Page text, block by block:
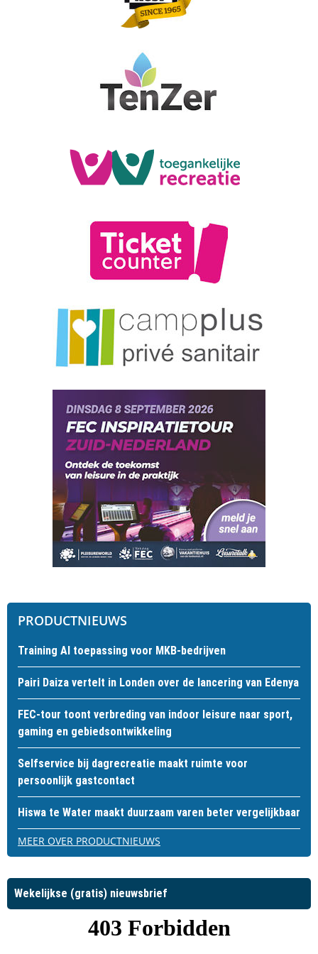
PRODUCTNIEUWS
Training AI toepassing voor MKB-bedrijven
Pairi Daiza vertelt in Londen over de lancering van Edenya
FEC-tour toont verbreding van indoor leisure naar sport,
gaming en gebiedsontwikkeling
Selfservice bij dagrecreatie maakt ruimte voor
persoonlijk gastcontact
Hiswa te Water maakt duurzaam varen beter vergelijkbaar
MEER OVER PRODUCTNIEUWS
Wekelijkse (gratis) nieuwsbrief